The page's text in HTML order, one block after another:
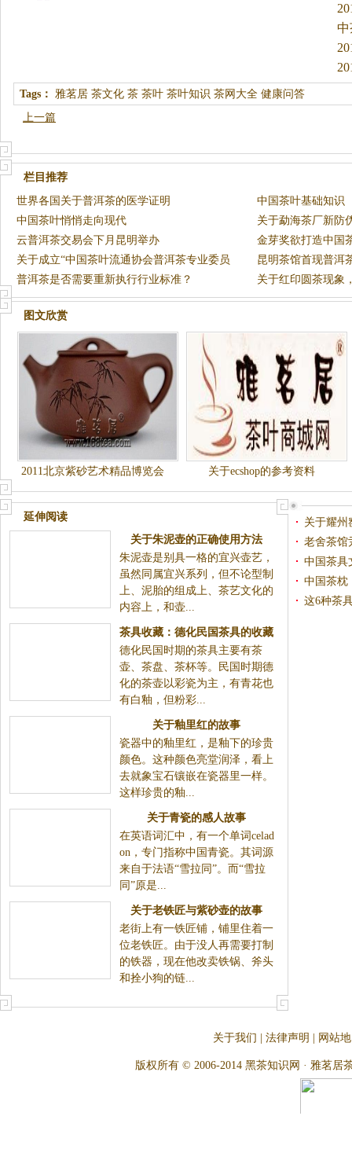
会
中
续
办
Tags： 雅茗居 茶文化 茶 茶叶 茶叶知识 茶网大全 健康问答
上一篇
栏目推荐
世界各国关于普洱茶的医学证明
中国茶叶基础知识
中国茶叶悄悄走向现代
关于勐海茶厂新防
云普洱茶交易会下月昆明举办
金芽奖欲打造中国
关于成立“中国茶叶流通协会普洱茶专业委员
会”的
昆明茶馆首现普洱
普洱茶是否需要重新执行行业标准？
关于红印圆茶现象
图文欣赏
2011北京紫砂艺术精品博览会
举办
关于ecshop的参考资料
延伸阅读
关于朱泥壶的正确使用方法
朱泥壶是别具一格的宜兴壶艺，
虽然同属宜兴系列，但不论型制
上、泥胎的组成上、茶艺文化的
内容上，和壶...
茶具收藏：德化民国茶具的收藏
德化民国时期的茶具主要有茶
壶、茶盘、茶杯等。民国时期德
化的茶壶以彩瓷为主，有青花也
有白釉，但粉彩...
关于釉里红的故事
瓷器中的釉里红，是釉下的珍贵
颜色。这种颜色亮堂润泽，看上
去就象宝石镶嵌在瓷器里一样。
这样珍贵的釉...
关于青瓷的感人故事
在英语词汇中，有一个单词celad
on，专门指称中国青瓷。其词源
来自于法语“雪拉同”。而“雪拉
同”原是...
关于老铁匠与紫砂壶的故事
老街上有一铁匠铺，铺里住着一
位老铁匠。由于没人再需要打制
的铁器，现在他改卖铁锅、斧头
和拴小狗的链...
关于耀州
老舍茶馆
中国茶具
中国茶枕
这6种茶
关于我们 法律声明 网站
版权所有 © 2006-2014 黑茶知识网 · 雅茗居